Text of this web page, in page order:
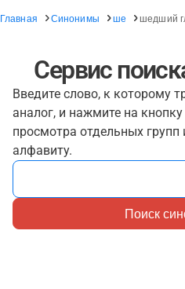
Главная Синонимы ше шедший
Сервис
Введите слово, к которому
аналог, и нажмите на
просмотра отдельных групп
алфавиту.
Поиск